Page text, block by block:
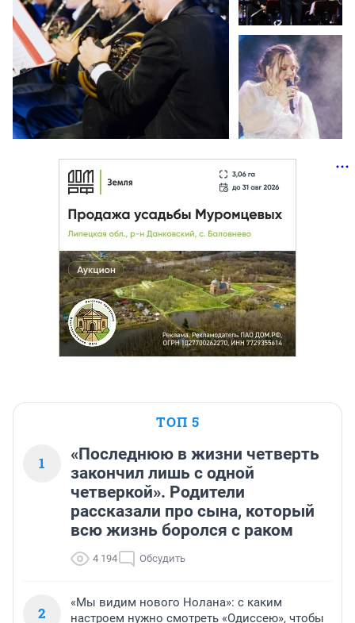
ТОП 5
1
«Последнюю в жизни четверть
закончил лишь с одной
четверкой». Родители
рассказали про сына, который
всю жизнь боролся с раком
4 194 Обсудить
2
«Мы видим нового Нолана»: с каким
настроем нужно смотреть «Одиссею», чтобы